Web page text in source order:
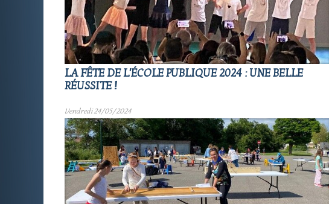
LA FÊTE DE L'ÉCOLE PUBLIQUE 2024 : UNE BELLE
RÉUSSITE !
Vendredi 24/05/2024